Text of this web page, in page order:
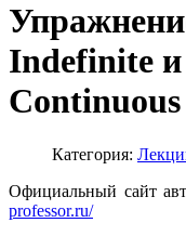
Indefinite и
Continuous
Категория:
Официальный сайт
professor.ru/